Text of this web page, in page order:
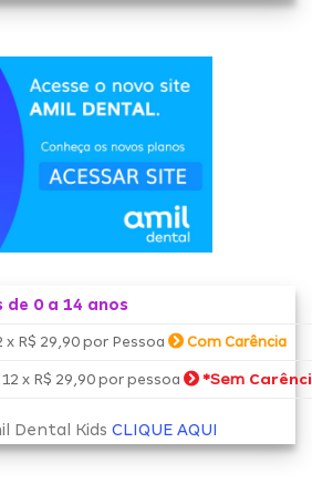
de 0 a 14 anos
R$ 29,90 por Pessoa Com Carência
x R$ 29,90 por pessoa *Sem
Dental Kids CLIQUE AQUI